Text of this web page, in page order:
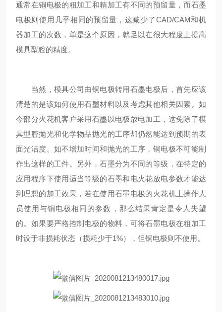
通常在铜电极的粗加工和精加工有不同的预留量，而石墨
电极则使用几乎相同的预留量，这减少了CAD/CAM和机
器加工的次数，单是这个原因，就足以在很大程度上提高
模具型腔的精度。
当然，模具公司由铜电极转用石墨电极后，首先应该
清楚的是该如何使用石墨材料以及考虑其他相关因素。如
今部分火花机客户采用石墨以电极放电加工，这免除了模
具型腔抛光和化学物品抛光的工序却仍然能达到预期的表
面光洁度。如不增加时间和抛光的工序，铜电极不可能制
作出这样的工件。另外，石墨分为不同的等级，在特定的
应用程序下使用适当等级的石墨和电火花放电参数才能达
到理想的加工效果，若在使用石墨电极的火花机上操作人
员使用与铜电极相同的参数，那么结果肯定是令人失望
的。如果要严格控制电极的物料，可将石墨电极在粗加工
时设于非损耗状态（损耗少于1%），但铜电极则不使用。